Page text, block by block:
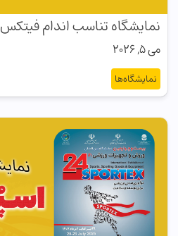
نمایشگاه تناسب اندام فیتکس ۱۴۰۴
می 5, 2026
نمایشگاه‌ها